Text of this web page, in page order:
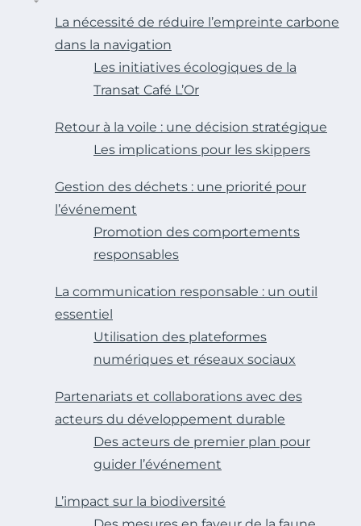
La nécessité de réduire l’empreinte carbone
dans la navigation
Les initiatives écologiques de la
Transat Café L’Or
Retour à la voile : une décision stratégique
Les implications pour les skippers
Gestion des déchets : une priorité pour
l’événement
Promotion des comportements
responsables
La communication responsable : un outil
essentiel
Utilisation des plateformes
numériques et réseaux sociaux
Partenariats et collaborations avec des
acteurs du développement durable
Des acteurs de premier plan pour
guider l’événement
L’impact sur la biodiversité